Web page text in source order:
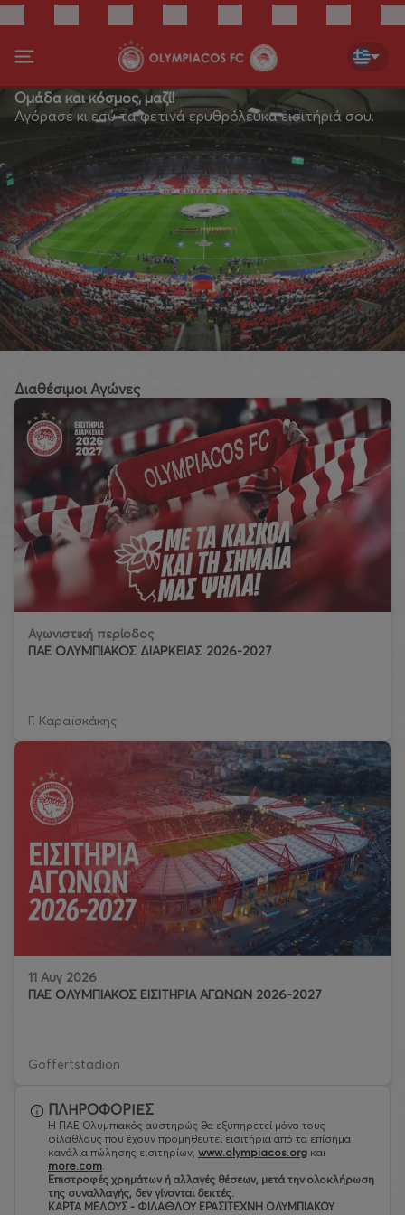
Ομάδα και κόσμος, μαζί!
Αγόρασε κι εσύ τα φετινά ερυθρόλευκα εισιτήριά σου.
Διαθέσιμοι Αγώνες
Αγωνιστική περίοδος
ΠΑΕ ΟΛΥΜΠΙΑΚΟΣ ΔΙΑΡΚΕΙΑΣ 2026-2027
Γ. Καραϊσκάκης
11 Αυγ 2026
ΠΑΕ ΟΛΥΜΠΙΑΚΟΣ ΕΙΣΙΤΗΡΙΑ ΑΓΩΝΩΝ 2026-2027
Goffertstadion
ΠΛΗΡΟΦΟΡΙΕΣ
Η ΠΑΕ Ολυμπιακός αυστηρώς θα εξυπηρετεί μόνο τους
φίλαθλους που έχουν προμηθευτεί εισιτήρια από τα επίσημα
κανάλια πώλησης εισιτηρίων, www.olympiacos.org και
more.com.
Eπιστροφές χρημάτων ή αλλαγές θέσεων, μετά την ολοκλήρωση
της συναλλαγής, δεν γίνονται δεκτές.
ΚΑΡΤΑ ΜΕΛΟΥΣ - ΦΙΛΑΘΛΟΥ ΕΡΑΣΙΤΕΧΝΗ ΟΛΥΜΠΙΑΚΟΥ